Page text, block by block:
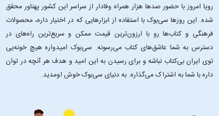
رویا امروز با حضور صدها هزار همراه وفادار از سراسر این کشور پهناور محقق
شده. این ‌روزها سی‌بوک با استفاده از ابزارهایی که در اختیار داره، محصولات
فرهنگی و کتاب‌ها رو با ارزون‌ترین قیمت ممکن و سریع‌ترین راه‌های در
دسترس به شما عاشق‌های کتاب می‌رسونه. سی‌بوک امیدواره هیچ خونه‌یی
توی ایران بی‌کتاب نباشه و برای رسیدن به این امید و هدف هر آنچه در توان
داره با شما به اشتراک می‌گذاره. به دنیای سی‌بوک خوش اومدید.